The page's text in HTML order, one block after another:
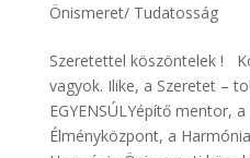
Önismeret/ Tudatosság
Szeretettel köszöntelek !
vagyok. Ilike, a Szeretet –
EGYENSÚLYépítő mentor,
Élményközpont, a